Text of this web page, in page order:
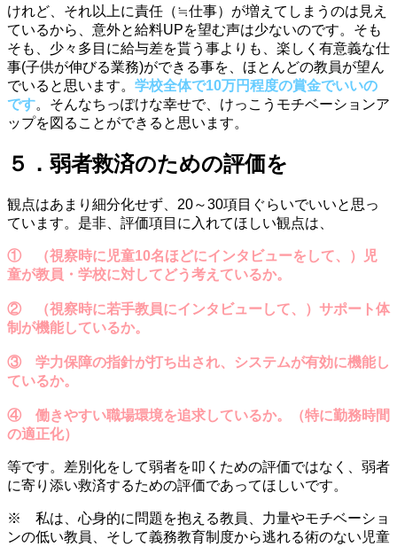
けれど、それ以上に責任（≒仕事）が増えてしまうのは見え
ているから、意外と給料UPを望む声は少ないのです。そも
そも、少々多目に給与差を貰う事よりも、楽しく有意義な仕
事(子供が伸びる業務)ができる事を、ほとんどの教員が望ん
でいると思います。 学校全体で10万円程度の賞金でいいの
です。 そんなちっぽけな幸せで、けっこうモチベーションア
ップを図ることができる と思います。
５．弱者救済のための評価を
観点はあまり細分化せず、20～30項目ぐらいでいいと思っ
ています。是非、評価項目に入れてほしい観点は、
① （視察時に児童10名ほどにインタビューをして、）児
童が教員・学校に対してどう考えているか。
② （視察時に若手教員にインタビューして、）サポート体
制が機能しているか。
③ 学力保障の指針が打ち出され、システムが有効に機能し
ているか。
④ 働きやすい職場環境を追求しているか。（特に勤務時間
の適正化）
等です。差別化をして弱者を叩くための評価ではなく、弱者
に寄り添い救済するための評価であってほしいです。
※ 私は、心身的に問題を抱える教員、力量やモチベーショ
ンの低い教員、そして義務教育制度から逃れる術のない児童